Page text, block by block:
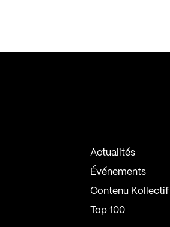
Actualités
Événements
Contenu Kollectif
Top 100